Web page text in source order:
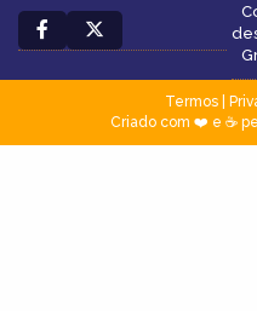
Termos|
Criado com ❤️ e ☕